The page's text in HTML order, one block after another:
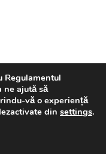
Regulamentul
ne ajută să
vă o experiență
din settings.